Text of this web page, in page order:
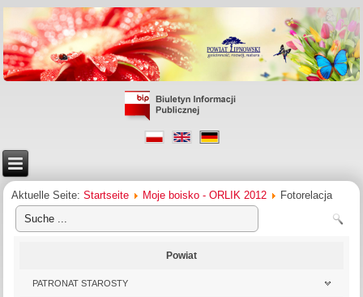
Aktuelle Seite:Startseite Moje boisko - ORLIK 2012 Fotorelacja
Powiat
PATRONAT STAROSTY